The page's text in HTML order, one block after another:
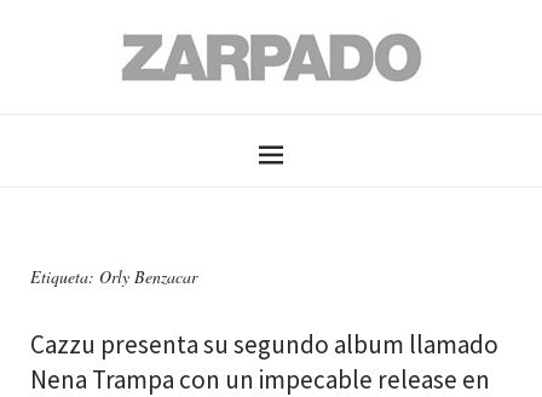
Etiqueta: Orly Benzacar
Cazzu presenta su segundo album llamado
Nena Trampa con un impecable release en